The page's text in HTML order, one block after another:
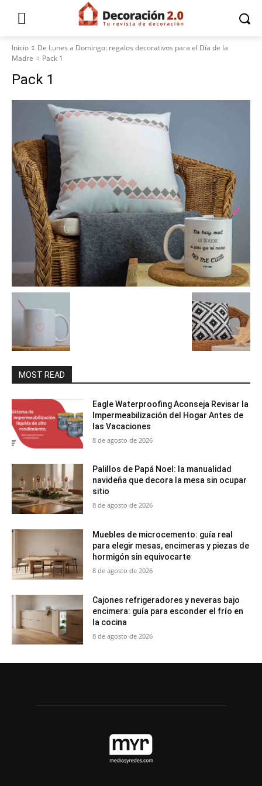
Inicio
De Lunes a Domingo: regalos decorativos para el Día de la
Madre
Pack 1
Pack 1
MOST READ
Eagle Waterproofing Aconseja Revisar la
Impermeabilización del Hogar Antes de
las Vacaciones
8 de agosto de 2026
Palillos de Papá Noel: la manualidad
navideña que decora la mesa sin ocupar
sitio
8 de agosto de 2026
Muebles de microcemento: guía real
para elegir mesas, encimeras y piezas de
hormigón sin equivocarte
8 de agosto de 2026
Cajones refrigeradores y neveras bajo
encimera: guía para esconder el frío en
la cocina
8 de agosto de 2026